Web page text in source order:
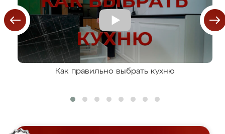
Как правильно выбрать кухню